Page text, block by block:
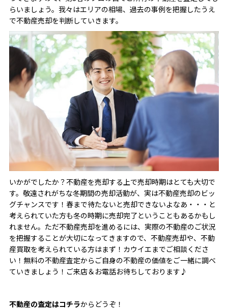
らいましょう。我々はエリアの相場、過去の事例を把握したうえ
で不動産売却を判断していきます。
いかがでしたか？不動産を売却する上で売却時期はとても大切で
す。敬遠されがちな冬期間の売却活動が、実は不動産売却のビッ
グチャンスです！春まで待たないと売却できないよなあ・・・と
考えられていた方も冬の時期に売却完了ということもあるかもし
れません。ただ不動産売却を進めるには、実際の不動産のご状況
を把握することが大切になってきますので、不動産売却や、不動
産買取を考えられている方はまず！カウイエまでご相談くださ
い！無料の不動産査定からご自身の不動産の価値をご一緒に調べ
ていきましょう！ご来店＆お電話お待ちしております♪
不動産の査定はコチラからどうぞ！